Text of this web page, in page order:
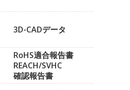
3D-CADデータ
RoHS適合報告書
REACH/SVHC
確認報告書